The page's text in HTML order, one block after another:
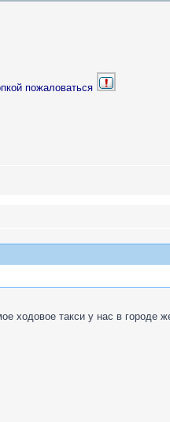
пожаловаться
ходовое такси у нас в городе